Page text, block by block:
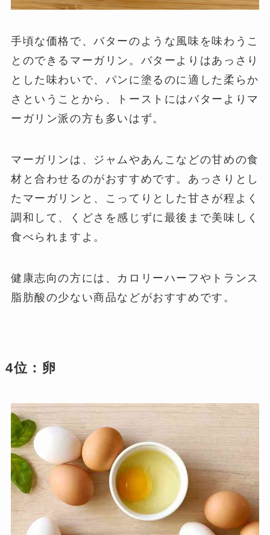
手頃な価格で、バターのような風味を味わうこ
とのできるマーガリン。バターよりはあっさり
とした味わいで、パンに塗るのに適した柔らか
さということから、トーストにはバターよりマ
ーガリン派の方も多いはず。
マーガリンは、ジャムやあんこなどの甘めの食
材と合わせるのがおすすめです。あっさりとし
たマーガリンと、こってりとした甘さが程よく
調和して、くどさを感じずに最後まで美味しく
食べられますよ。
健康志向の方には、カロリーハーフやトランス
脂肪酸の少ない商品などがおすすめです。
4位：卵